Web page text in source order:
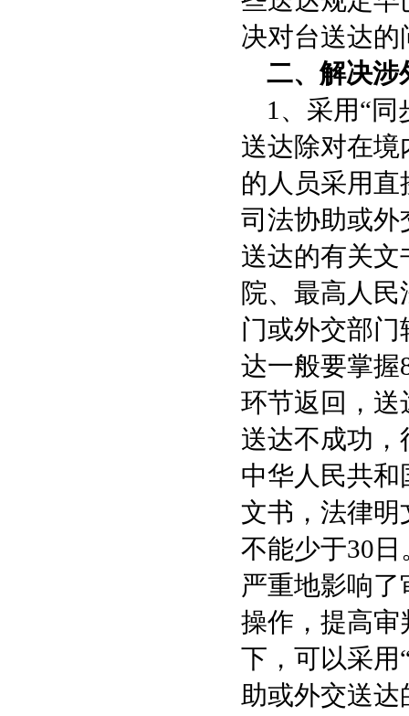
决对台送达的
二、解决涉
1、采用“同
送达除对在
的人员采用
司法协助或外
送达的有关
院、最高人
门或外交部
达一般要掌握
环节返回，送
送达不成功
中华人民共
文书，法律明
不能少于30
严重地影响
操作，提高审
下，可以采用
助或外交送